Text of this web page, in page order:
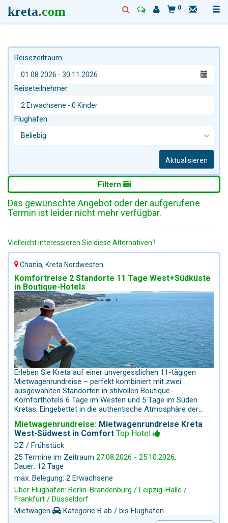
kreta.com 0
Reisezeitraum
Reiseteilnehmer
Flughafen
Aktualisieren
Filtern
Das gewünschte Angebot oder der aufgerufene
Termin ist leider nicht mehr verfügbar.
Vielleicht interessieren Sie diese Alternativen?
Chania, Kreta Nordwesten
Komfortreise 2 Standorte 11 Tage West+Südküste
in Boutique-Hotels
Erleben Sie Kreta auf einer unvergesslichen 11-tägigen
Mietwagenrundreise – perfekt kombiniert mit zwei
ausgewählten Standorten in stilvollen Boutique-
Komforthotels 6 Tage im Westen und 5 Tage im Süden
Kretas. Eingebettet in die authentische Atmosphäre der
strandnahen Rückzugsorten, die Ruhe, Komfort und
kretische Gastfreundschaft vereinen. Genießen Sie den
Tag mit einem köstlichen Frühstück und entdecken Sie
anschließend die Highlights der Region: die lebhaften
Städte Chania und Rethymnon, traumhafte
Naturschutzgebiete im Westen sowie die unberührte
Südküste mit ihren versteckten Badebuchten – ideal zum
Entspannen und Eintauchen in das echte Kreta mit 2
private Tagestouren mit unserem Private Local Guide.
Mietwagenrundreise: Mietwagenrundreise Kreta
West-Südwest in Comfort Top Hotel
DZ / Frühstück
25 Termine im Zeitraum 27.08.2026 - 25.10.2026,
Dauer: 12 Tage
max. Belegung: 2 Erwachsene
Über Flughäfen: Berlin-Brandenburg / Leipzig-Halle /
Frankfurt / Düsseldorf
Mietwagen
Kategorie B ab / bis Flughafen